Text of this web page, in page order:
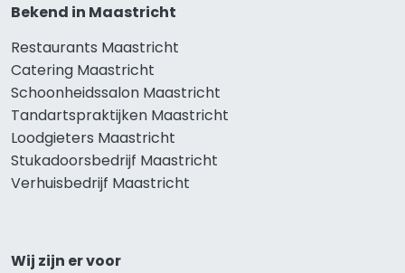
Bekend in Maastricht
Restaurants Maastricht
Catering Maastricht
Schoonheidssalon Maastricht
Tandartspraktijken Maastricht
Loodgieters Maastricht
Stukadoorsbedrijf Maastricht
Verhuisbedrijf Maastricht
Wij zijn er voor